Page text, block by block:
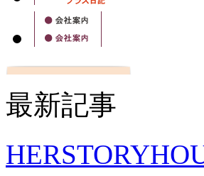
最新記事